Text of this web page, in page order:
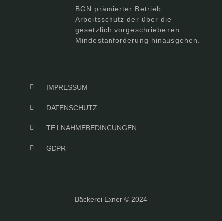
BGN prämierter Betrieb
Arbeitsschutz der über die
gesetzlich vorgeschriebenen
Mindestanforderung hinausgehen.
IMPRESSUM
DATENSCHUTZ
TEILNAHMEBEDINGUNGEN
GDPR
Bäckerei Exner © 2024